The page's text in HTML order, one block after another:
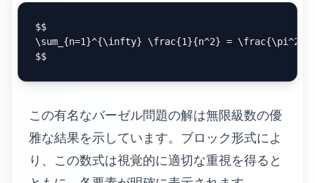
$$
\sum_{n=1}^{\infty} \frac{1}{n^2} =
この有名なバーゼル問題の解は無限級数の優
雅な結果を示しています。ブロック形式によ
り、この数式は視覚的に適切な重視を得ると